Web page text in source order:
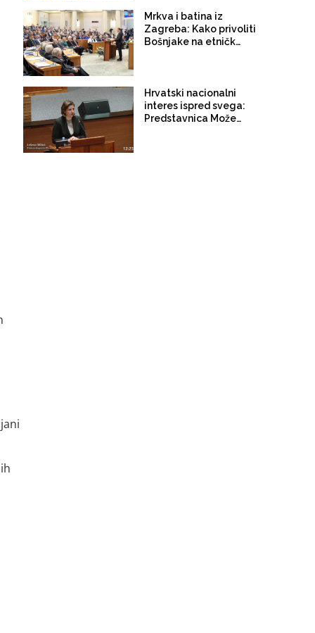
Mrkva i batina iz
Zagreba: Kako privoliti
Bošnjake na etničko
Hrvatski nacionalni
interes ispred svega:
Predstavnica Možemo,